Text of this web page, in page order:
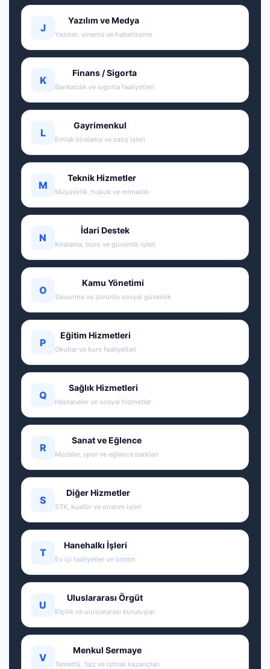
J
Yazılım ve Medya
Yazılım, sinema ve haberleşme
K
Finans / Sigorta
Bankacılık ve sigorta faaliyetleri
L
Gayrimenkul
Emlak kiralama ve satış işleri
M
Teknik Hizmetler
Müşavirlik, hukuk ve mimarlık
N
İdari Destek
Kiralama, büro ve güvenlik işleri
O
Kamu Yönetimi
Savunma ve zorunlu sosyal güvenlik
P
Eğitim Hizmetleri
Okullar ve kurs faaliyetleri
Q
Sağlık Hizmetleri
Hastaneler ve sosyal hizmetler
R
Sanat ve Eğlence
Müzeler, spor ve eğlence parkları
S
Diğer Hizmetler
STK, kuaför ve onarım işleri
T
Hanehalkı İşleri
Ev içi faaliyetler ve üretim
U
Uluslararası Örgüt
Elçilik ve uluslararası kuruluşlar
V
Menkul Sermaye
Temettü, faiz ve iştirak kazançları